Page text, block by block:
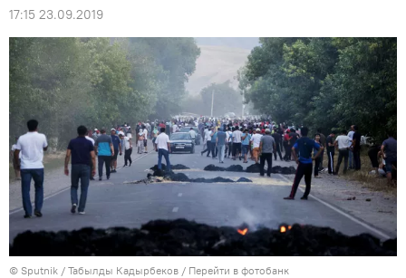
17:15 23.09.2019
© Sputnik / Табылды Кадырбеков / Перейти в фотобанк